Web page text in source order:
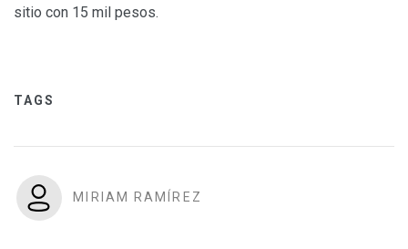
sitio con 15 mil pesos.
TAGS
MIRIAM RAMÍREZ